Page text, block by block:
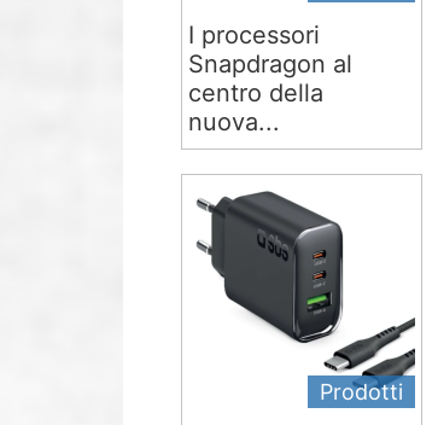
I processori
Snapdragon al
centro della
nuova...
Prodotti